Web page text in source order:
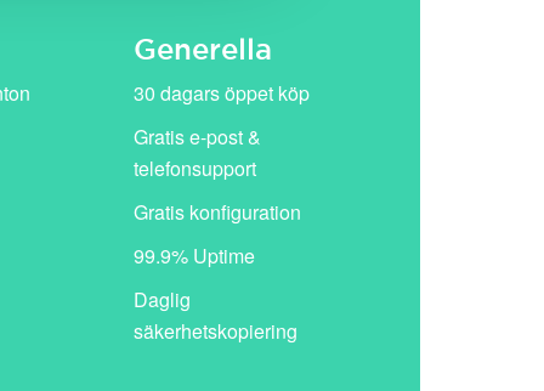
Generella
30 dagars öppet köp
Gratis e-post &
telefonsupport
Gratis konfiguration
99.9% Uptime
Daglig
säkerhetskopiering